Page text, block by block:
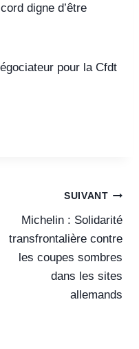
digne d’être
pour la Cfdt
SUIVANT
Michelin : Solidarité
transfrontalière contre
les coupes sombres
dans les sites
allemands